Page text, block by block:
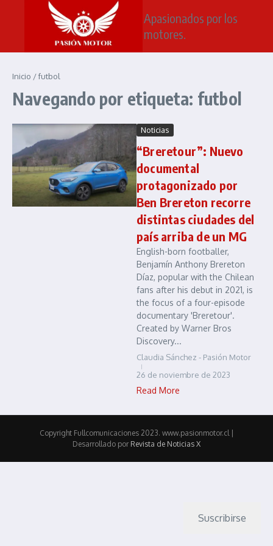
Saltar al contenido
Apasionados por los
motores.
Inicio /futbol
Navegando por etiqueta: futbol
Noticias
“Breretour”: Nuevo
documental
protagonizado por
Ben Brereton recorre
distintas ciudades del
país arriba de un MG
English-born footballer,
Benjamín Anthony Brereton
Díaz, popular with the Chilean
fans after his debut in 2021, is
the focus of a four-episode
documentary 'Breretour'.
Created by Warner Bros
Discovery...
Claudia Sánchez - Pasión Motor
26 de noviembre de 2023
Read More
Copyright Fullcomunicaciones 2023. www.pasionmotor.cl |
Desarrollado por Revista de Noticias X
Suscribirse